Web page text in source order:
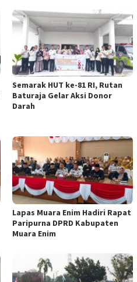
Semarak HUT ke-81 RI, Rutan
Baturaja Gelar Aksi Donor
Darah
Lapas Muara Enim Hadiri Rapat
Paripurna DPRD Kabupaten
Muara Enim